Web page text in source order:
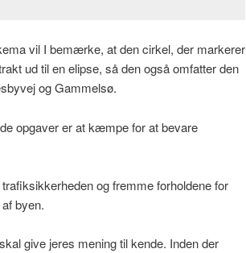
vil I bemærke, at den cirkel, der markerer
ud til en elipse, så den også omfatter den
og Gammelsø.
opgaver er at kæmpe for at bevare
og fremme forholdene for
byen.
give jeres mening til kende. Inden der